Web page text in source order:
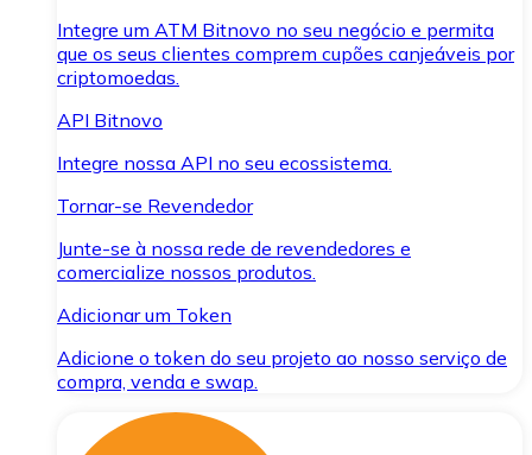
Integre um ATM Bitnovo no seu negócio e permita
que os seus clientes comprem cupões canjeáveis por
criptomoedas.
API Bitnovo
Integre nossa API no seu ecossistema.
Tornar-se Revendedor
Junte-se à nossa rede de revendedores e
comercialize nossos produtos.
Adicionar um Token
Adicione o token do seu projeto ao nosso serviço de
compra, venda e swap.